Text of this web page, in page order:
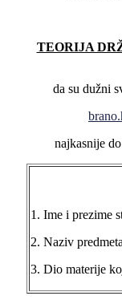
TEORIJA
da su dužni
najkasnije
1. Ime i prezime
2. Naziv
3. Dio materije